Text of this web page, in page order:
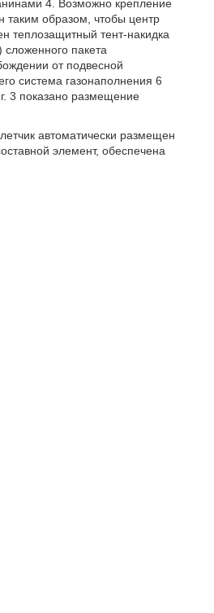
4. Возможно крепление
образом, чтобы центр
теплозащитный тент-накидка
пакета
от подвесной
система газонаполнения 6
3 показано размещение
автоматически размещен
элемент, обеспечена